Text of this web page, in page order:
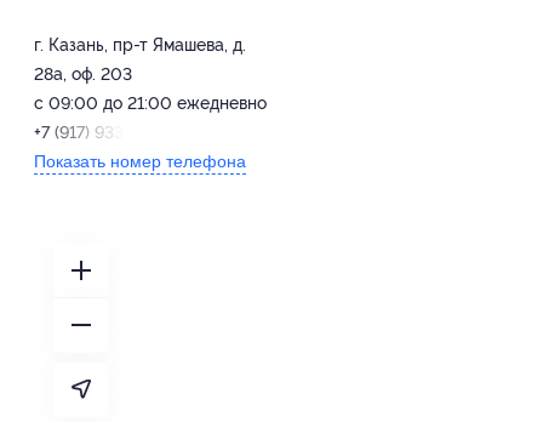
г. Казань, пр-т Ямашева, д.
28а, оф. 203
с 09:00 до 21:00 ежедневно
+7 (917) 933-14-91
Показать номер телефона